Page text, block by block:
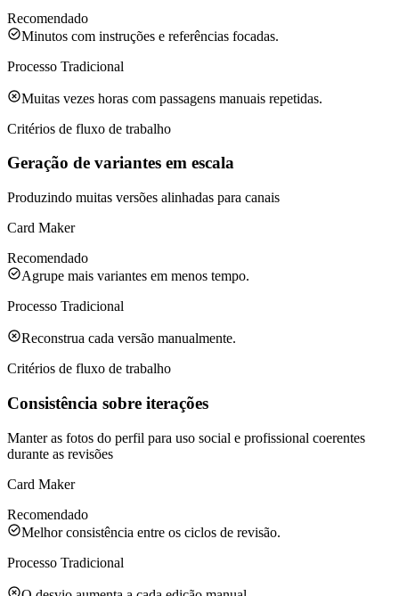
Recomendado
Minutos com instruções e referências focadas.
Processo Tradicional
Muitas vezes horas com passagens manuais repetidas.
Critérios de fluxo de trabalho
Geração de variantes em escala
Produzindo muitas versões alinhadas para canais
Card Maker
Recomendado
Agrupe mais variantes em menos tempo.
Processo Tradicional
Reconstrua cada versão manualmente.
Critérios de fluxo de trabalho
Consistência sobre iterações
Manter as fotos do perfil para uso social e profissional coerentes
durante as revisões
Card Maker
Recomendado
Melhor consistência entre os ciclos de revisão.
Processo Tradicional